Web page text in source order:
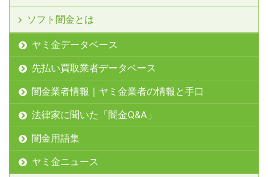
ソフト闇金とは
ヤミ金データベース
先払い買取業者データベース
闇金業者情報｜ヤミ金業者の情報と手口
法律家に聞いた「闇金Q&A」
闇金用語集
ヤミ金ニュース